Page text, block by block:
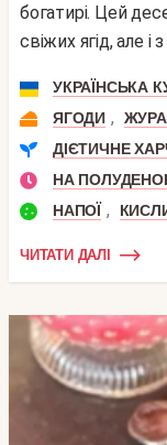
богатирі. Цей
свіжих ягід, але
УКРАЇНСЬКА
ЯГОДИ ,
ДІЄТИЧНЕ
НА
НАПОЇ ,
ЧИТАТИ ДАЛІ